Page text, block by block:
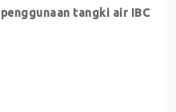
tangki air IBC